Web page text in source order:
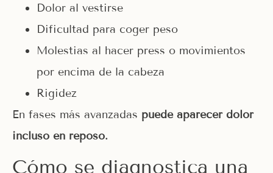
Dolor al vestirse
Dificultad para coger peso
Molestias al hacer press o movimientos
por encima de la cabeza
Rigidez
En fases más avanzadas puede aparecer dolor
incluso en reposo.
Cómo se diagnostica una